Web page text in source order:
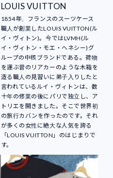
LOUIS VUITTON
1854年、フランスのスーツケース
職人が創業したLOUIS VUITTON(ル
イ・ヴィトン)。今ではLVMH(ル
イ・ヴィトン・モエ・ヘネシー)グ
ループの中核ブランドである。荷物
を運ぶ昔のリアカーのような木箱を
造る職人の見習いに弟子入りしたと
言われているルイ・ヴィトンは、数
十年の修業の後にパリで独立し、ア
トリエを開きました。そこで世界初
の旅行カバンを作ったのです。それ
が多くの女性に絶大な人気を誇る
「LOUIS VUITTON」のはじまりで
す。